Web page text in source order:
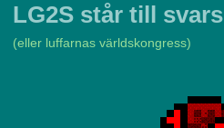
LG2S står till svars
(eller luffarnas världskongress)